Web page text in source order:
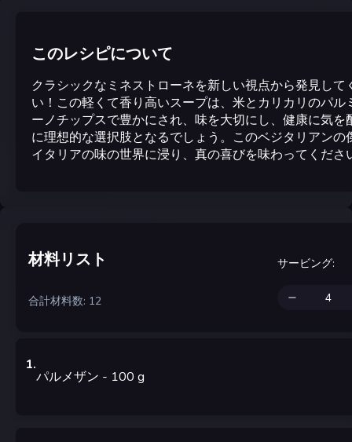
このレシピについて
クラシックなミネストローネを新しい視点から発見して
い！この軽くて香り高いスープは、米とカリカリのパル
ーノチップスで豊かにされ、味を大切にし、健康に気を
に理想的な選択肢となるでしょう。このベジタリアンの
イタリアの味の世界に浸り、真の喜びを味わってくださ
材料リスト
合計材料数: 12
サービング:
1.
パルメザン - 100 g